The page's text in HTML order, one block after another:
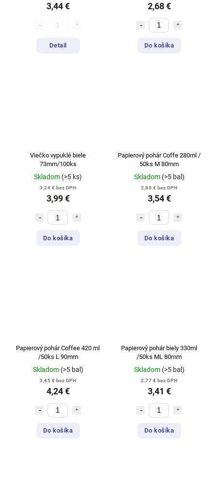
3,44 €
Detail
2,68 €
Do košíka
Viečko vypuklé biele
73mm/100ks
Skladom (>5 ks)
3,24 € bez DPH
3,99 €
Do košíka
Papierový pohár Coffe 280ml /
50ks M 80mm
Skladom (>5 bal)
2,88 € bez DPH
3,54 €
Do košíka
Papierový pohár Coffee 420 ml
/50ks L 90mm
Skladom (>5 bal)
3,45 € bez DPH
4,24 €
Do košíka
Papierový pohár biely 330ml
/50ks ML 80mm
Skladom (>5 bal)
2,77 € bez DPH
3,41 €
Do košíka